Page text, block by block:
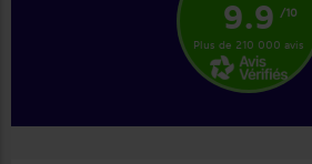
9.9 /10
Plus de 210 000 avis